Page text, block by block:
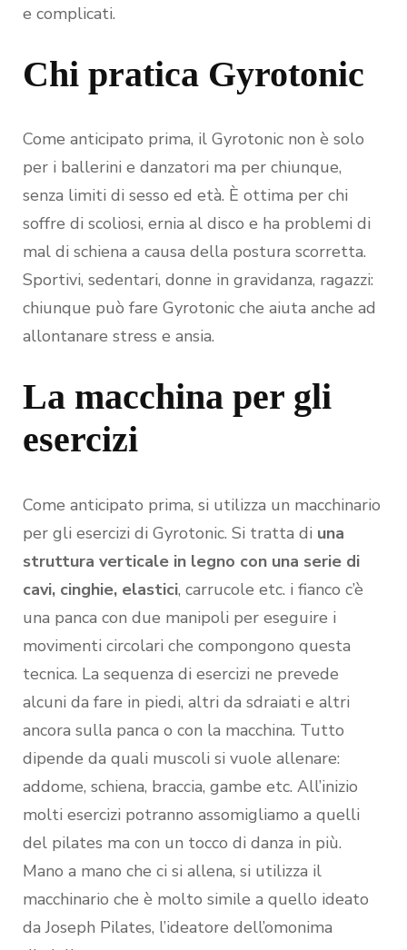
e complicati.
Chi pratica Gyrotonic
Come anticipato prima, il Gyrotonic non è solo
per i ballerini e danzatori ma per chiunque,
senza limiti di sesso ed età. È ottima per chi
soffre di scoliosi, ernia al disco e ha problemi di
mal di schiena a causa della postura scorretta.
Sportivi, sedentari, donne in gravidanza, ragazzi:
chiunque può fare Gyrotonic che aiuta anche ad
allontanare stress e ansia.
La macchina per gli
esercizi
Come anticipato prima, si utilizza un macchinario
per gli esercizi di Gyrotonic. Si tratta di una
struttura verticale in legno con una serie di
cavi, cinghie, elastici, carrucole etc. i fianco c’è
una panca con due manipoli per eseguire i
movimenti circolari che compongono questa
tecnica. La sequenza di esercizi ne prevede
alcuni da fare in piedi, altri da sdraiati e altri
ancora sulla panca o con la macchina. Tutto
dipende da quali muscoli si vuole allenare:
addome, schiena, braccia, gambe etc. All’inizio
molti esercizi potranno assomigliamo a quelli
del pilates ma con un tocco di danza in più.
Mano a mano che ci si allena, si utilizza il
macchinario che è molto simile a quello ideato
da Joseph Pilates, l’ideatore dell’omonima